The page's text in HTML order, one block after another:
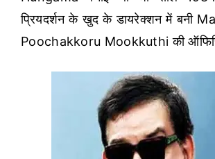
प्रियदर्शन के खुद के डायरेक्शन में बनी
Poochakkoru Mookkuthi की